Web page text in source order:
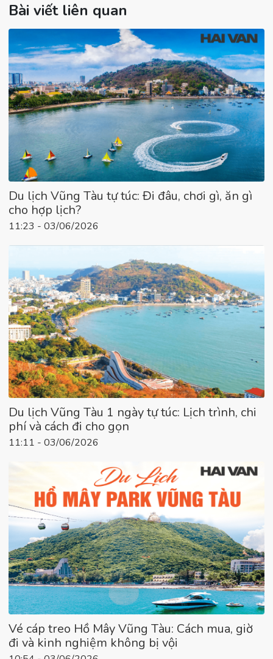
Bài viết liên quan
Du lịch Vũng Tàu tự túc: Đi đâu, chơi gì, ăn gì
cho hợp lịch?
11:23 - 03/06/2026
Du lịch Vũng Tàu 1 ngày tự túc: Lịch trình, chi
phí và cách đi cho gọn
11:11 - 03/06/2026
Vé cáp treo Hồ Mây Vũng Tàu: Cách mua, giờ
đi và kinh nghiệm không bị vội